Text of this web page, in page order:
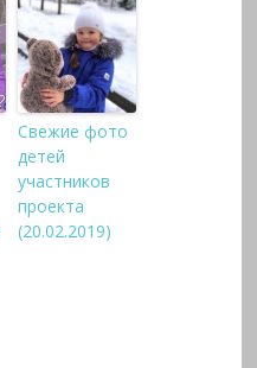
Свежие фото
детей
участников
проекта
(20.02.2019)